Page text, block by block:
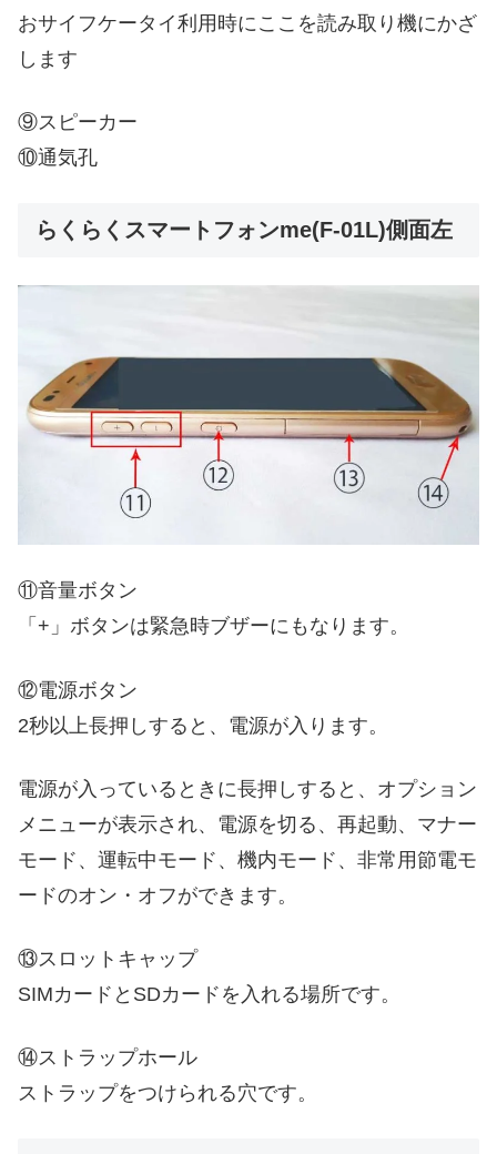
おサイフケータイ利用時にここを読み取り機にかざ
します
⑨スピーカー
⑩通気孔
らくらくスマートフォンme(F-01L)側面左
⑪音量ボタン
「+」ボタンは緊急時ブザーにもなります。
⑫電源ボタン
2秒以上長押しすると、電源が入ります。
電源が入っているときに長押しすると、オプション
メニューが表示され、電源を切る、再起動、マナー
モード、運転中モード、機内モード、非常用節電モ
ードのオン・オフができます。
⑬スロットキャップ
SIMカードとSDカードを入れる場所です。
⑭ストラップホール
ストラップをつけられる穴です。